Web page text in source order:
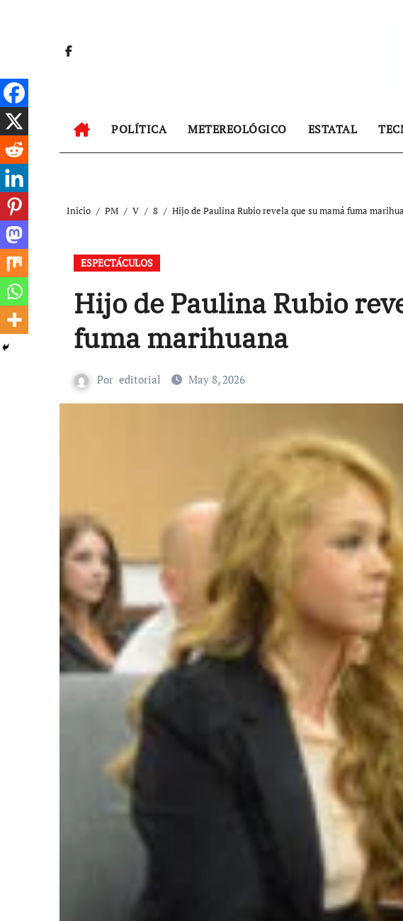
POLÍTICA METEREOLÓGICO ESTATAL
Inicio PM V 8 Hijo de Paulina Rubio revela que su mamá fuma
ESPECTÁCULOS
Hijo de Paulina Rubio
fuma marihuana
Por editorial May 8, 2026